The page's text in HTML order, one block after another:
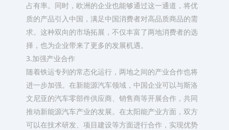
占有率。同时，欧洲的企业也能够通过这一通道，将优
质的产品引入中国，满足中国消费者对高品质商品的需
求。这种双向的市场拓展，不仅丰富了两地消费者的选
择，也为企业带来了更多的发展机遇。​
3.加强产业合作​
随着铁运专列的常态化运行，两地之间的产业合作也将
进一步加强。在新能源汽车领域，中国企业可以与斯洛
文尼亚的汽车零部件供应商、销售商等开展合作，共同
推动新能源汽车产业的发展。在太阳能产业方面，双方
可以在技术研发、项目建设等方面进行合作，实现优势